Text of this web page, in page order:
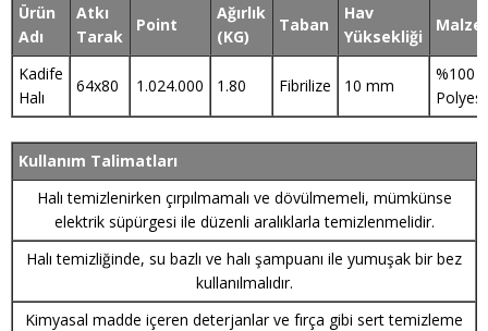
Ürün
Adı
Atkı
Tarak
Point
Ağırlık
(KG)
Taban
Hav
Yüksekliği
Kadife
Halı
64x80 1.024.000 1.80 Fibrilize 10 mm
%100
Kullanım Talimatları
Halı temizlenirken çırpılmamalı ve dövülmemeli, mümkünse
elektrik süpürgesi ile düzenli aralıklarla temizlenmelidir.
Halı temizliğinde, su bazlı ve halı şampuanı ile yumuşak bir bez
kullanılmalıdır.
Kimyasal madde içeren deterjanlar ve fırça gibi sert temizleme